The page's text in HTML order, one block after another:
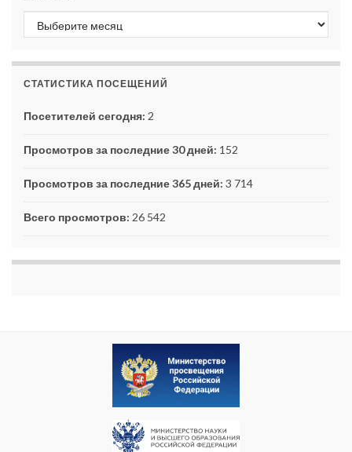
Архивы
СТАТИСТИКА ПОСЕЩЕНИЙ
Посетителей сегодня: 2
Просмотров за последние 30 дней: 152
Просмотров за последние 365 дней: 3 714
Всего просмотров: 26 542